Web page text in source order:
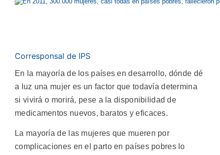
Corresponsal de IPS
En la mayoría de los países en desarrollo, dónde dé
a luz una mujer es un factor que todavía determina
si vivirá o morirá, pese a la disponibilidad de
medicamentos nuevos, baratos y eficaces.
La mayoría de las mujeres que mueren por
complicaciones en el parto en países pobres lo